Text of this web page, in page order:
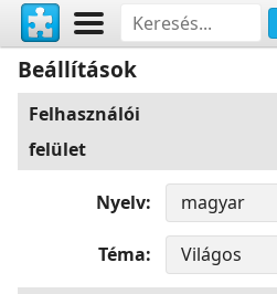
Beállítások
Felhasználói
felület
Nyelv
Téma